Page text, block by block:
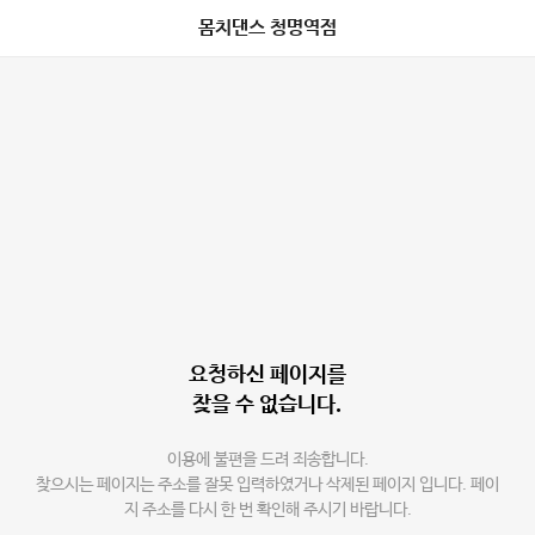
몸치댄스 청명역점
요청하신 페이지를
찾을 수 없습니다.
이용에 불편을 드려 죄송합니다.
찾으시는 페이지는 주소를 잘못 입력하였거나 삭제된 페이지 입니다. 페이
지 주소를 다시 한 번 확인해 주시기 바랍니다.